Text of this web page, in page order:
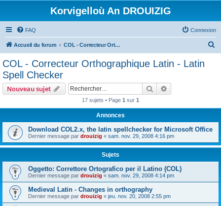
Korvigelloù An DROUIZIG
FAQ Connexion
Accueil du forum COL - Correcteur Orthographique Latin - Latin Spell Checker
COL - Correcteur Orthographique Latin - Latin
Spell Checker
Nouveau sujet Rechercher
17 sujets • Page 1 sur 1
Annonces
Download COL2.x, the latin spellchecker for Microsoft Office
Dernier message par drouizig « sam. nov. 29, 2008 4:16 pm
Sujets
Oggetto: Correttore Ortografico per il Latino (COL)
Dernier message par drouizig « sam. nov. 29, 2008 4:14 pm
Medieval Latin - Changes in orthography
Dernier message par drouizig « jeu. nov. 20, 2008 2:55 pm